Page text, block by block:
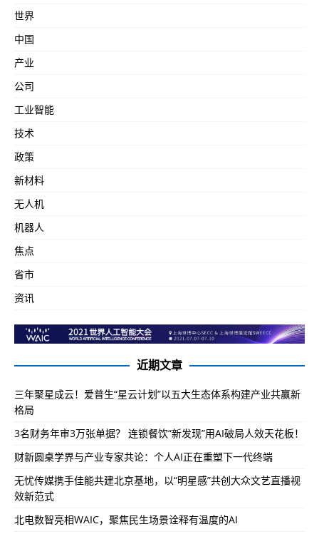
世界
中国
产业
公司
工业智能
技术
政策
新材料
无人机
机器人
焦点
省市
资讯
近期文章
三年聚星成云！爱普生“星云计划”以五大生态体系构建产业共赢新
格局
3名财务年审3万张单据？ 连锁餐饮“新发现”用AI破局人效天花板！
财新圆桌学界与产业专家共论：个人AI正在重塑下一代终端
无忧传媒携手佳能共建北京基地，以“明星感”共创大众文艺直播视
效新范式
北电数智亮相WAIC，聚焦民生场景诠释有温度的AI